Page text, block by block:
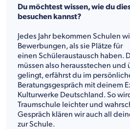
Du möchtest wissen, wie du
besuchen kannst?
Jedes Jahr bekommen Schulen
Bewerbungen, als sie Plätze für
einen Schüleraustausch haben.
müssen also herausstechen und
gelingt, erfährst du im
Beratungsgespräch mit deinem
Kulturwerke Deutschland. So
Traumschule leichter und
Gespräch klären wir auch all
zur Schule.